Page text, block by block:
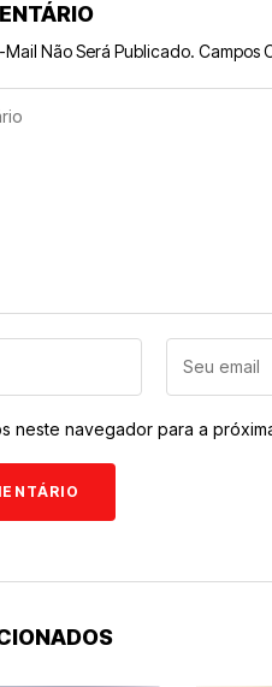
Não Será Publicado. Campos
neste navegador para a